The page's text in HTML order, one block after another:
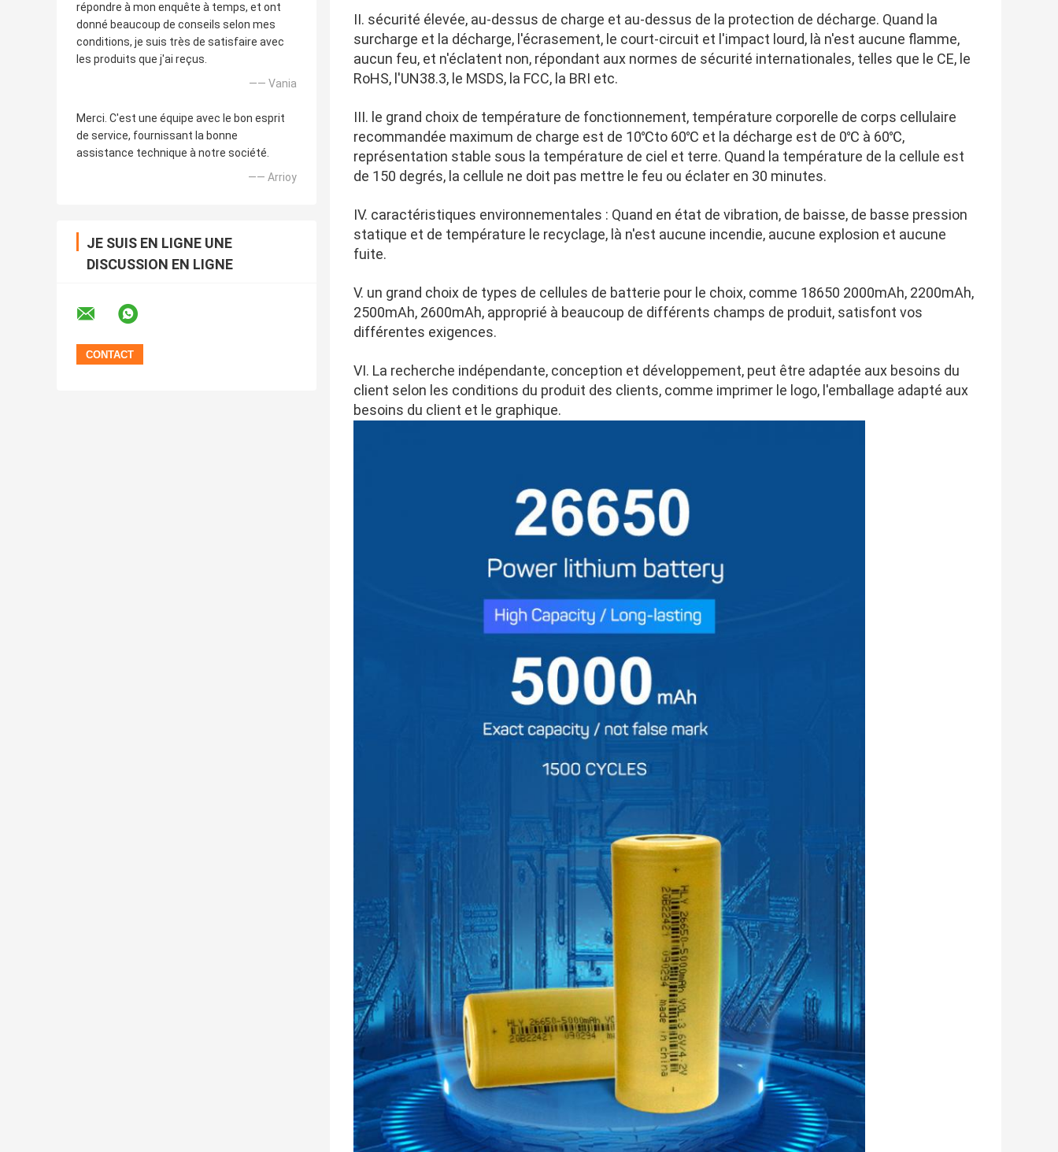
répondre à mon enquête à temps, et ont
donné beaucoup de conseils selon mes
conditions, je suis très de satisfaire avec
les produits que j'ai reçus.
—— Vania
Merci. C'est une équipe avec le bon esprit
de service, fournissant la bonne
assistance technique à notre société.
—— Arrioy
JE SUIS EN LIGNE UNE
DISCUSSION EN LIGNE
II. sécurité élevée, au-dessus de charge et au-dessus de la protection de décharge. Quand la
surcharge et la décharge, l'écrasement, le court-circuit et l'impact lourd, là n'est aucune flamme,
aucun feu, et n'éclatent non, répondant aux normes de sécurité internationales, telles que le CE, le
RoHS, l'UN38.3, le MSDS, la FCC, la BRI etc.
III. le grand choix de température de fonctionnement, température corporelle de corps cellulaire
recommandée maximum de charge est de 10℃to 60℃ et la décharge est de 0℃ à 60℃,
représentation stable sous la température de ciel et terre. Quand la température de la cellule est
de 150 degrés, la cellule ne doit pas mettre le feu ou éclater en 30 minutes.
IV. caractéristiques environnementales : Quand en état de vibration, de baisse, de basse pression
statique et de température le recyclage, là n'est aucune incendie, aucune explosion et aucune
fuite.
V. un grand choix de types de cellules de batterie pour le choix, comme 18650 2000mAh, 2200mAh,
2500mAh, 2600mAh, approprié à beaucoup de différents champs de produit, satisfont vos
différentes exigences.
VI. La recherche indépendante, conception et développement, peut être adaptée aux besoins du
client selon les conditions du produit des clients, comme imprimer le logo, l'emballage adapté aux
besoins du client et le graphique.